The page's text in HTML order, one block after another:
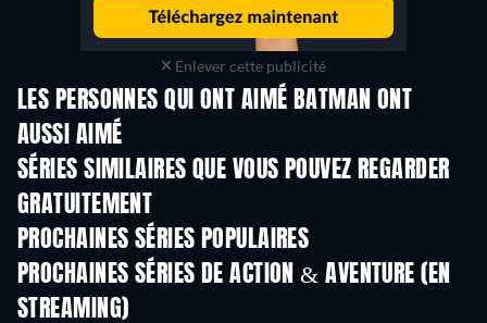
Enlever cette publicité
LES PERSONNES QUI ONT AIMÉ BATMAN ONT
AUSSI AIMÉ
SÉRIES SIMILAIRES QUE VOUS POUVEZ REGARDER
GRATUITEMENTSérie
PROCHAINES SÉRIES POPULAIRES
Série Série
PROCHAINES SÉRIES DE ACTION & AVENTURE (EN
STREAMING)Saison 2